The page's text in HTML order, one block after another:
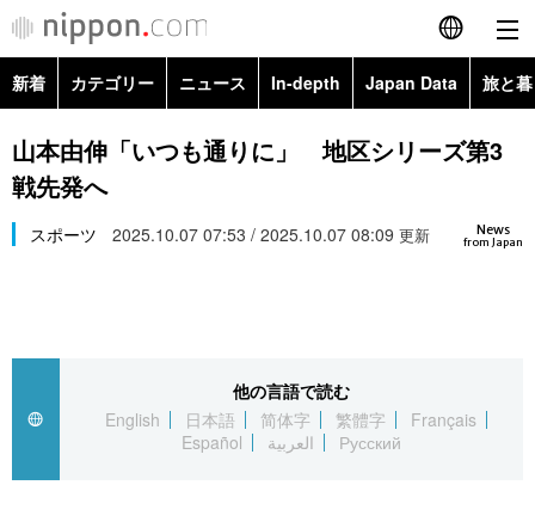
English
简体字
Русский
カテゴリー
経済・ビジネス
国際
トップ
アーカイブ
In-depth
Japan Data
新着 カテゴリー ニュース In-depth Japan Data 旅と
政治・外交
経済・ビジネス
Topics
山本由伸「いつも通りに」 地区シリーズ第3
戦先発へ
News
from Japan
スポーツ 2025.10.07 07:53 / 2025.10.07 08:09 更新
他の言語で読む
English
日本語 简体字 繁體字
Français
Español
العربية Русский